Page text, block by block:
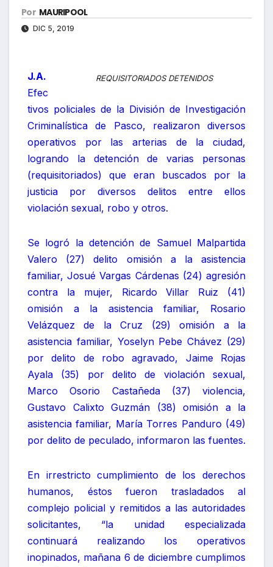
Por MAURIPOOL
DIC 5, 2019
REQUISITORIADOS DETENIDOS
J.A.
Efec
tivos policiales de la División de Investigación
Criminalística de Pasco, realizaron diversos
operativos por las arterias de la ciudad,
logrando la detención de varias personas
(requisitoriados) que eran buscados por la
justicia por diversos delitos entre ellos
violación sexual, robo y otros.
Se logró la detención de Samuel Malpartida
Valero (27) delito omisión a la asistencia
familiar, Josué Vargas Cárdenas (24) agresión
contra la mujer, Ricardo Villar Ruiz (41)
omisión a la asistencia familiar, Rosario
Velázquez de la Cruz (29) omisión a la
asistencia familiar, Yoselyn Pebe Chávez (29)
por delito de robo agravado, Jaime Rojas
Ayala (35) por delito de violación sexual,
Marco Osorio Castañeda (37) violencia,
Gustavo Calixto Guzmán (38) omisión a la
asistencia familiar, María Torres Panduro (49)
por delito de peculado, informaron las fuentes.
En irrestricto cumplimiento de los derechos
humanos, éstos fueron trasladados al
complejo policial y remitidos a las autoridades
solicitantes, “la unidad especializada
continuará realizando los operativos
inopinados, mañana 6 de diciembre cumplimos